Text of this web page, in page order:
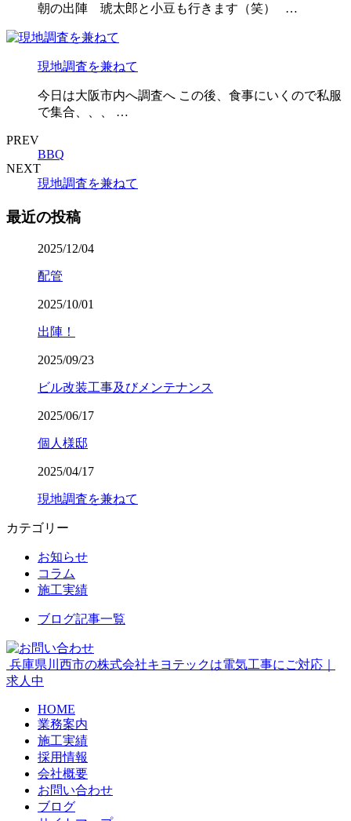
朝の出陣 琥太郎と小豆も行きます（笑） …
現地調査を兼ねて
今日は大阪市内へ調査へ この後、食事にいくので私服
で集合、、、 …
PREV
BBQ
NEXT
現地調査を兼ねて
最近の投稿
2025/12/04
配管
2025/10/01
出陣！
2025/09/23
ビル改装工事及びメンテナンス
2025/06/17
個人様邸
2025/04/17
現地調査を兼ねて
カテゴリー
お知らせ
コラム
施工実績
ブログ記事一覧
兵庫県川西市の株式会社キヨテックは電気工事にご対応｜
求人中
HOME
業務案内
施工実績
採用情報
会社概要
お問い合わせ
ブログ